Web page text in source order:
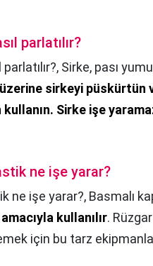
parlatılır?
Sirke, pası
üzerine sirkeyi
Sirke işe
ne işe yarar?
ne işe yarar?, Basmalı
kullanılır.
için bu tarz